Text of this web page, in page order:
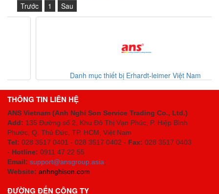
Trước
1 Sau
Danh mục thiết bị Erhardt-leimer Việt Nam
THÔNG TIN LIÊN HỆ
ANS Vietnam (Anh Nghi Son Service Trading Co., Ltd.)
Add: 135 Đường số 2, Khu Đô Thị Vạn Phúc, P. Hiệp Bình
Phước, Q. Thủ Đức, TP. HCM , Việt Nam
Tel: 028 3517 0401 - 028 3517 0402 - Fax: 028 3517 0403
- Hotline: 0911 47 22 55
Email: support@ansgroup.asia;
Website: anhnghison.com
ĐƯỜNG ĐẾN CÔNG TY